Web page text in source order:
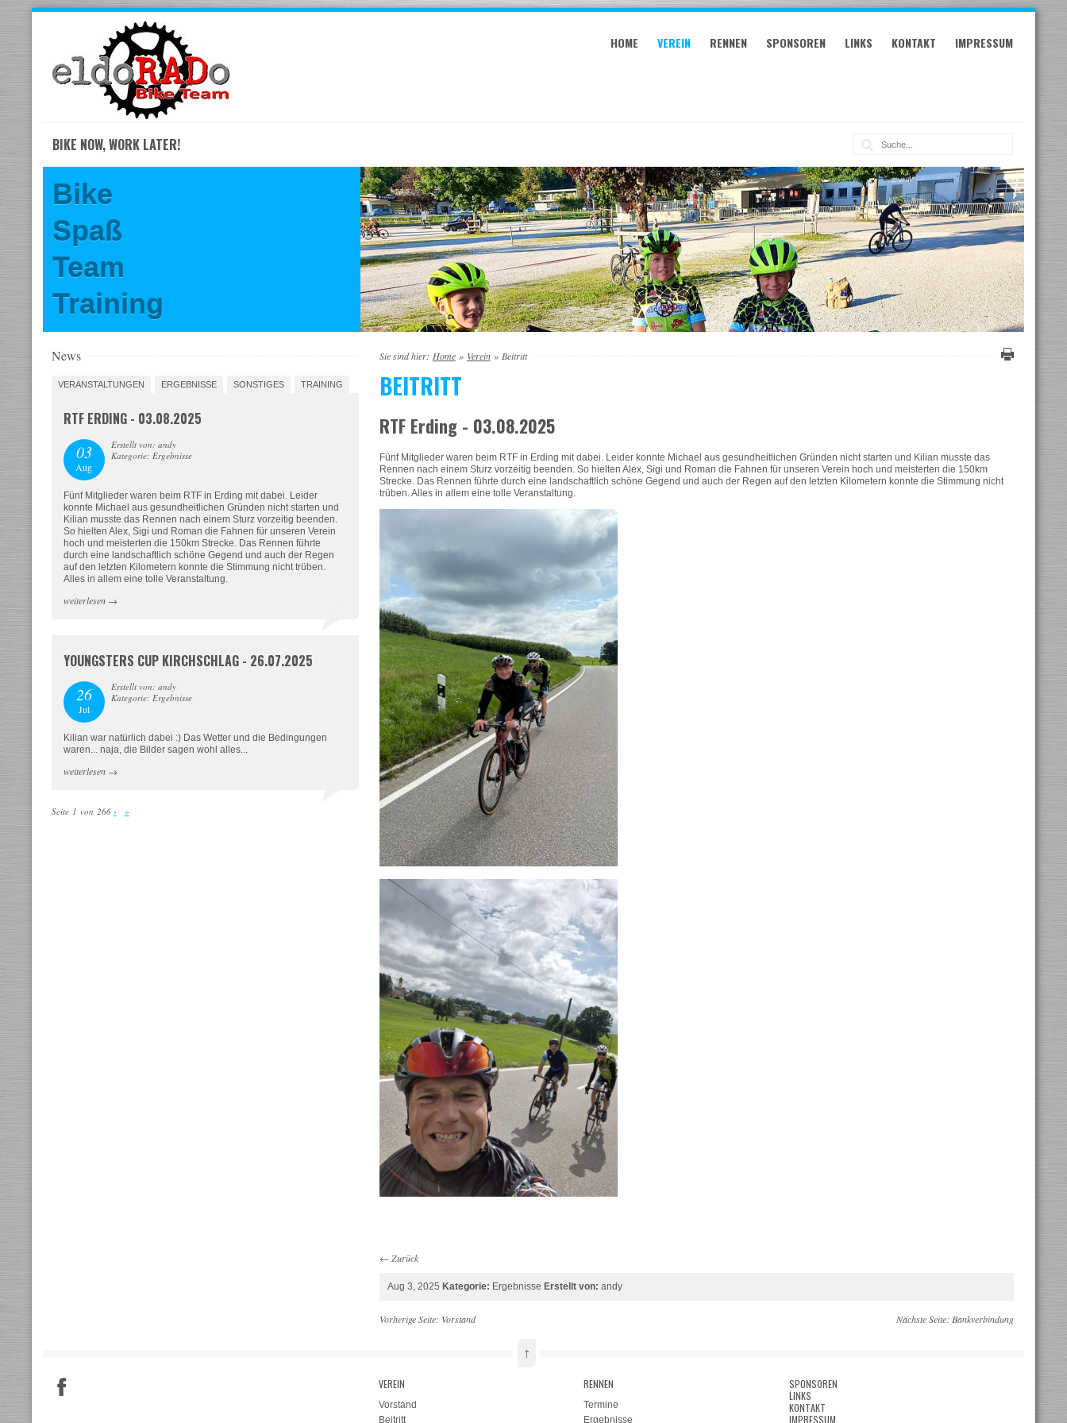
content
HOME VEREIN RENNEN SPONSOREN LINKS KONTAKT IMPRESSUM
BIKE NOW, WORK LATER! Suche:
Bike
Spaß
Team
Training
Sie sind hier: Home » Verein » Beitritt
BEITRITT
RTF Erding - 03.08.2025
Fünf Mitglieder waren beim RTF in Erding mit dabei. Leider konnte Michael aus gesundheitlichen Gründen nicht starten und Kilian musste das
Rennen nach einem Sturz vorzeitig beenden. So hielten Alex, Sigi und Roman die Fahnen für unseren Verein hoch und meisterten die 150km
Strecke. Das Rennen führte durch eine landschaftlich schöne Gegend und auch der Regen auf den letzten Kilometern konnte die Stimmung nicht
trüben. Alles in allem eine tolle Veranstaltung.
← Zurück
Aug 3, 2025 Kategorie: Ergebnisse Erstellt von: andy
News
VERANSTALTUNGEN ERGEBNISSE SONSTIGES TRAINING
RTF ERDING - 03.08.2025
03
Aug
Erstellt von: andy
Kategorie: Ergebnisse
Fünf Mitglieder waren beim RTF in Erding mit dabei. Leider
konnte Michael aus gesundheitlichen Gründen nicht starten und
Kilian musste das Rennen nach einem Sturz vorzeitig beenden.
So hielten Alex, Sigi und Roman die Fahnen für unseren Verein
hoch und meisterten die 150km Strecke. Das Rennen führte
durch eine landschaftlich schöne Gegend und auch der Regen
auf den letzten Kilometern konnte die Stimmung nicht trüben.
Alles in allem eine tolle Veranstaltung.
weiterlesen→
YOUNGSTERS CUP KIRCHSCHLAG - 26.07.2025
26
Jul
Erstellt von: andy
Kategorie: Ergebnisse
Kilian war natürlich dabei :) Das Wetter und die Bedingungen
waren... naja, die Bilder sagen wohl alles...
weiterlesen→
Seite 1 von 266 › »
Vorherige Seite: Vorstand Nächste Seite: Bankverbindung
↑
VEREIN
Vorstand
Beitritt
RENNEN
Termine
Ergebnisse
SPONSOREN
LINKS
KONTAKT
IMPRESSUM